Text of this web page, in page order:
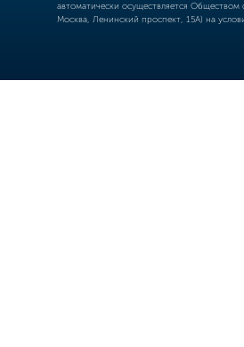
автоматически осуществляется
Москва, Ленинский проспект, 15А) на